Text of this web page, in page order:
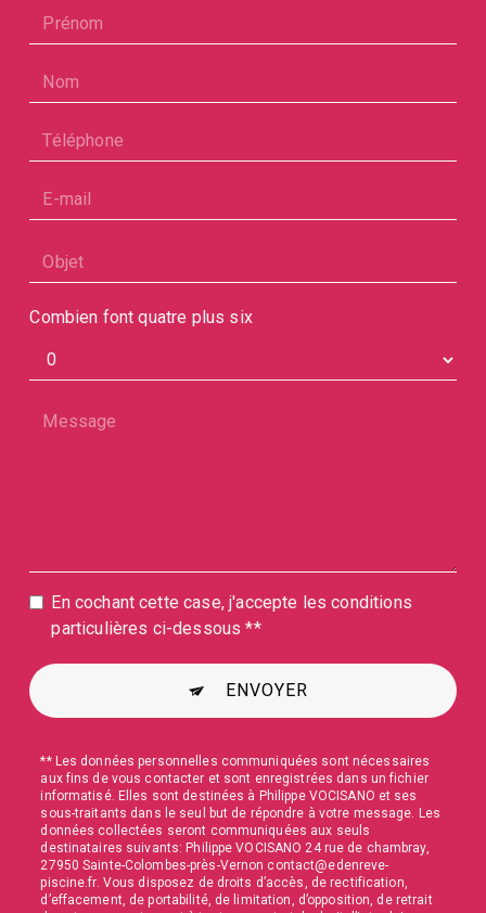
Combien font quatre plus six
En cochant cette case, j'accepte les conditions
particulières ci-dessous **
ENVOYER
** Les données personnelles communiquées sont nécessaires
aux fins de vous contacter et sont enregistrées dans un fichier
informatisé. Elles sont destinées à Philippe VOCISANO et ses
sous-traitants dans le seul but de répondre à votre message. Les
données collectées seront communiquées aux seuls
destinataires suivants: Philippe VOCISANO 24 rue de chambray,
27950 Sainte-Colombes-près-Vernon contact@edenreve-
piscine.fr. Vous disposez de droits d’accès, de rectification,
d’effacement, de portabilité, de limitation, d’opposition, de retrait